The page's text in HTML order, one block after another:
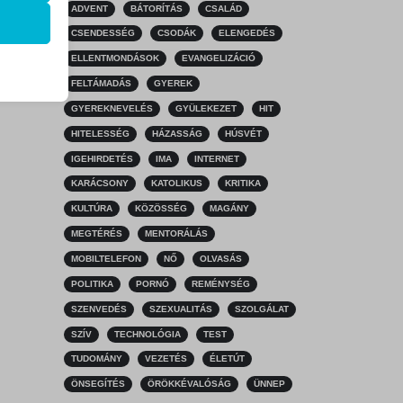
ADVENT BÁTORÍTÁS CSALÁD
CSENDESSÉG CSODÁK ELENGEDÉS
ELLENTMONDÁSOK EVANGELIZÁCIÓ
FELTÁMADÁS GYEREK
GYEREKNEVELÉS GYÜLEKEZET HIT
HITELESSÉG HÁZASSÁG HÚSVÉT
IGEHIRDETÉS IMA INTERNET
KARÁCSONY KATOLIKUS KRITIKA
KULTÚRA KÖZÖSSÉG MAGÁNY
MEGTÉRÉS MENTORÁLÁS
MOBILTELEFON NŐ OLVASÁS
POLITIKA PORNÓ REMÉNYSÉG
SZENVEDÉS SZEXUALITÁS SZOLGÁLAT
SZÍV TECHNOLÓGIA TEST
TUDOMÁNY VEZETÉS ÉLETÚT
ÖNSEGÍTÉS ÖRÖKKÉVALÓSÁG ÜNNEP